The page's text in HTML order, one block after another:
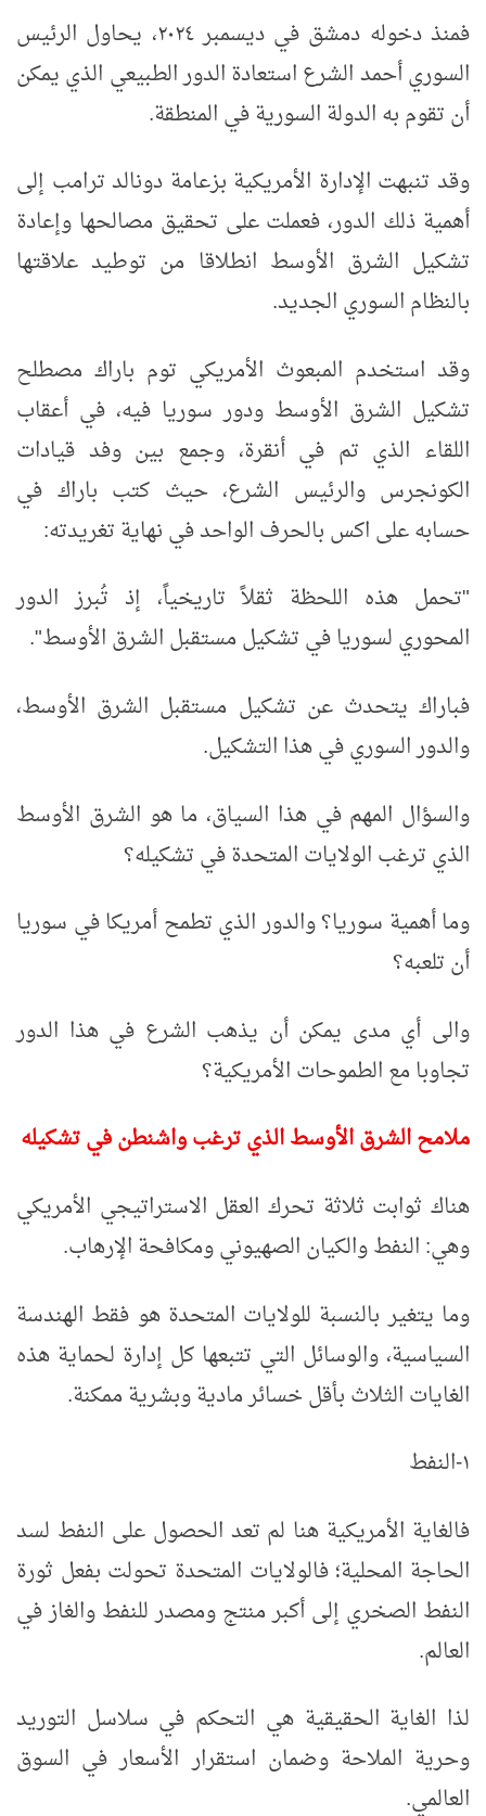
فمنذ دخوله دمشق في ديسمبر ٢٠٢٤، يحاول الرئيس
السوري أحمد الشرع استعادة الدور الطبيعي الذي يمكن
أن تقوم به الدولة السورية في المنطقة.
وقد تنبهت الإدارة الأمريكية بزعامة دونالد ترامب إلى
أهمية ذلك الدور، فعملت على تحقيق مصالحها وإعادة
تشكيل الشرق الأوسط انطلاقا من توطيد علاقتها
بالنظام السوري الجديد.
وقد استخدم المبعوث الأمريكي توم باراك مصطلح
تشكيل الشرق الأوسط ودور سوريا فيه، في أعقاب
اللقاء الذي تم في أنقرة، وجمع بين وفد قيادات
الكونجرس والرئيس الشرع، حيث كتب باراك في
حسابه على اكس بالحرف الواحد في نهاية تغريدته:
"تحمل هذه اللحظة ثقلاً تاريخياً، إذ تُبرز الدور
المحوري لسوريا في تشكيل مستقبل الشرق الأوسط".
فباراك يتحدث عن تشكيل مستقبل الشرق الأوسط،
والدور السوري في هذا التشكيل.
والسؤال المهم في هذا السياق، ما هو الشرق الأوسط
الذي ترغب الولايات المتحدة في تشكيله؟
وما أهمية سوريا؟ والدور الذي تطمح أمريكا في سوريا
أن تلعبه؟
والى أي مدى يمكن أن يذهب الشرع في هذا الدور
تجاوبا مع الطموحات الأمريكية؟
ملامح الشرق الأوسط الذي ترغب واشنطن في تشكيله
هناك ثوابت ثلاثة تحرك العقل الاستراتيجي الأمريكي
وهي: النفط والكيان الصهيوني ومكافحة الإرهاب.
وما يتغير بالنسبة للولايات المتحدة هو فقط الهندسة
السياسية، والوسائل التي تتبعها كل إدارة لحماية هذه
الغايات الثلاث بأقل خسائر مادية وبشرية ممكنة.
١-النفط
فالغاية الأمريكية هنا لم تعد الحصول على النفط لسد
الحاجة المحلية؛ فالولايات المتحدة تحولت بفعل ثورة
النفط الصخري إلى أكبر منتج ومصدر للنفط والغاز في
العالم.
لذا الغاية الحقيقية هي التحكم في سلاسل التوريد
وحرية الملاحة وضمان استقرار الأسعار في السوق
العالمي.